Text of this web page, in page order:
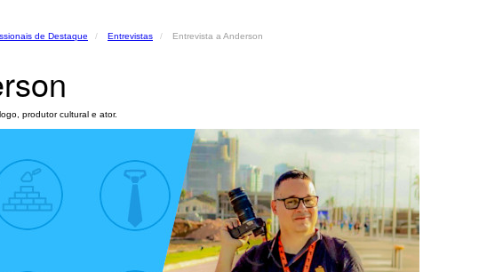
de Destaque Entrevistas Entrevista a Anderson
produtor cultural e ator.